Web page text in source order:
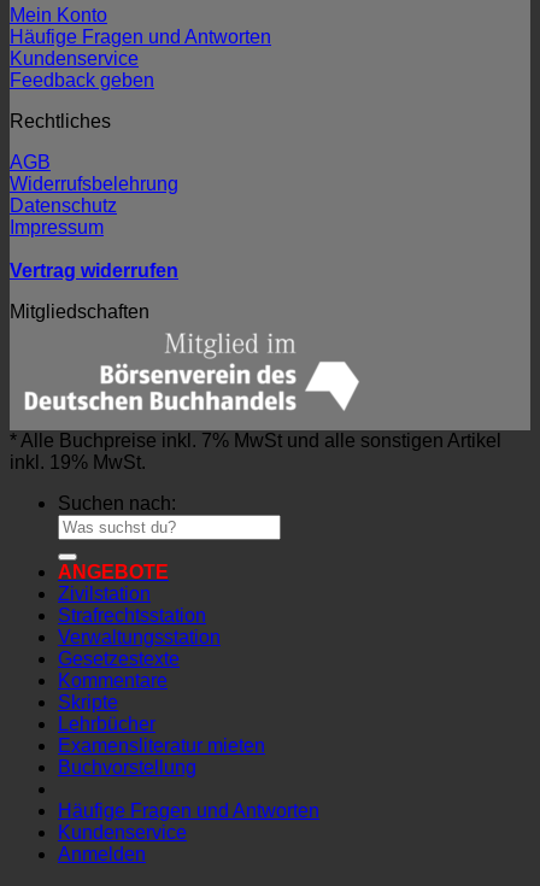
Mein Konto
Häufige Fragen und Antworten
Kundenservice
Feedback geben
Rechtliches
AGB
Widerrufsbelehrung
Datenschutz
Impressum
Vertrag widerrufen
Mitgliedschaften
* Alle Buchpreise inkl. 7% MwSt und alle sonstigen Artikel
inkl. 19% MwSt.
Suchen nach:
ANGEBOTE
Zivilstation
Strafrechtsstation
Verwaltungsstation
Gesetzestexte
Kommentare
Skripte
Lehrbücher
Examensliteratur mieten
Buchvorstellung
Häufige Fragen und Antworten
Kundenservice
Anmelden